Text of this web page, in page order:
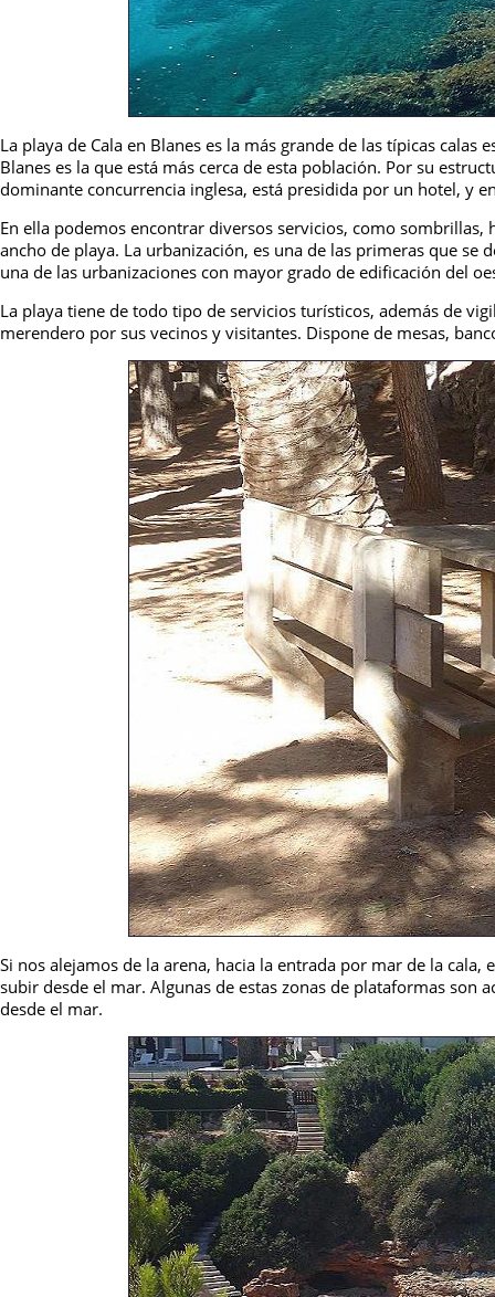
La playa de Cala en Blanes es la más grande de las típicas
Blanes es la que está más cerca de esta población. Por su
dominante concurrencia inglesa, está presidida por un hotel, y
En ella podemos encontrar diversos servicios, como
ancho de playa. La urbanización, es una de las primeras que
una de las urbanizaciones con mayor grado de edificación del
La playa tiene de todo tipo de servicios turísticos, además de
merendero por sus vecinos y visitantes. Dispone de mesas,
Si nos alejamos de la arena, hacia la entrada por mar de la
subir desde el mar. Algunas de estas zonas de plataformas son
desde el mar.